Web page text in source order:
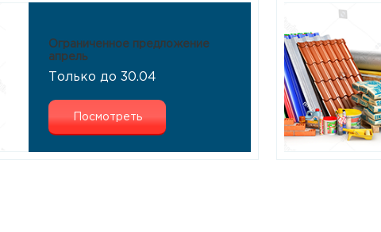
Ограниченное предложение
апрель
Только до 30.04
Посмотреть